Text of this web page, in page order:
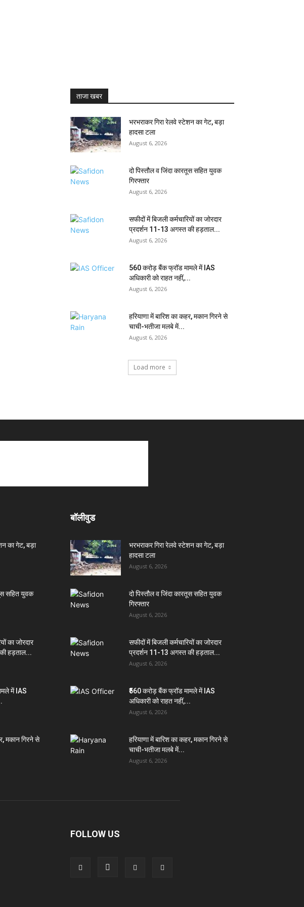
ताजा खबर
भरभराकर गिरा रेलवे स्टेशन का गेट, बड़ा
हादसा टला
August 6, 2026
दो पिस्तौल व जिंदा कारतूस सहित युवक
गिरफ्तार
August 6, 2026
सफीदों में बिजली कर्मचारियों का जोरदार
प्रदर्शन 11-13 अगस्त की हड़ताल...
August 6, 2026
₹560 करोड़ बैंक फ्रॉड मामले में IAS
अधिकारी को राहत नहीं,...
August 6, 2026
हरियाणा में बारिश का कहर, मकान गिरने से
चाची-भतीजा मलबे में...
August 6, 2026
Load more
का गेट, बड़ा
सहित युवक
का जोरदार
हड़ताल...
में IAS
मकान गिरने से
बॉलीवुड
भरभराकर गिरा रेलवे स्टेशन का गेट, बड़ा
हादसा टला
August 6, 2026
दो पिस्तौल व जिंदा कारतूस सहित युवक
गिरफ्तार
August 6, 2026
सफीदों में बिजली कर्मचारियों का जोरदार
प्रदर्शन 11-13 अगस्त की हड़ताल...
August 6, 2026
₹560 करोड़ बैंक फ्रॉड मामले में IAS
अधिकारी को राहत नहीं,...
August 6, 2026
हरियाणा में बारिश का कहर, मकान गिरने से
चाची-भतीजा मलबे में...
August 6, 2026
FOLLOW US